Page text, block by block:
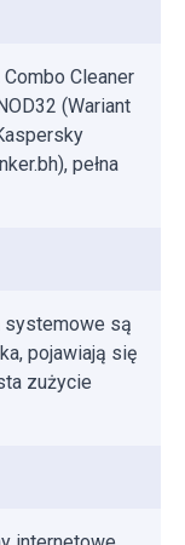
Cleaner
(Wariant
pełna
systemowe są
pojawiają się
zużycie